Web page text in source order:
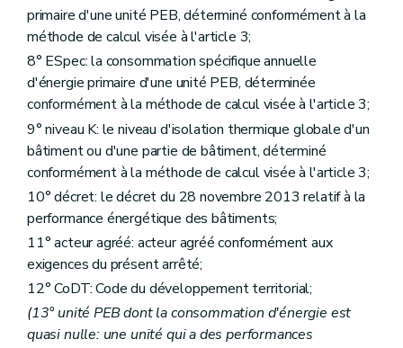
Annexe C3
Annexe C4
Annexe D
Annexe E
primaire d'une unité PEB, déterminé conformément à la
méthode de calcul visée à l'article 3;
8° ESpec: la consommation spécifique annuelle
d'énergie primaire d'une unité PEB, déterminée
conformément à la méthode de calcul visée à l'article 3;
9° niveau K: le niveau d'isolation thermique globale d'un
bâtiment ou d'une partie de bâtiment, déterminé
conformément à la méthode de calcul visée à l'article 3;
10° décret: le décret du 28 novembre 2013 relatif à la
performance énergétique des bâtiments;
11° acteur agréé: acteur agréé conformément aux
exigences du présent arrêté;
12° CoDT: Code du développement territorial;
(13° unité PEB dont la consommation d'énergie est
quasi nulle: une unité qui a des performances